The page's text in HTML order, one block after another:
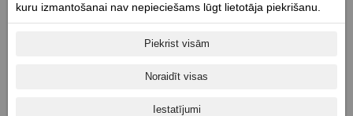
Cilindru skaits / Cilindra diametrs un gājiens mm:
2 / 110 x 96.5
Dzinēja taktis / Kompresijas pakāpe:
kuru izmantošanai nav nepieciešams lūgt lietotāja piekrišanu.
Piekrist visām
Noraidīt visas
Iestatījumi